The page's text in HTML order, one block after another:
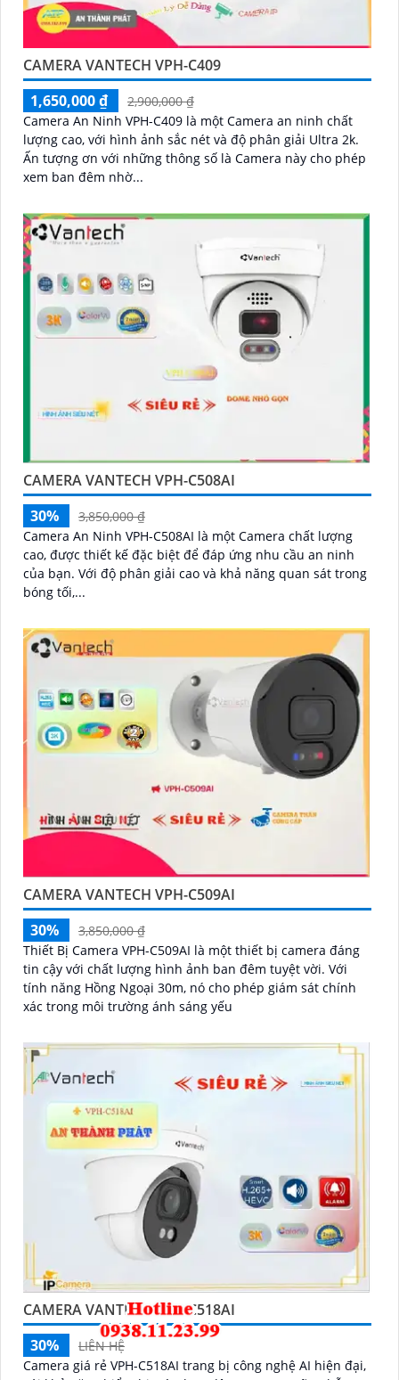
CAMERA VANTECH VPH-C409
1,650,000 ₫
2,900,000 ₫
Camera An Ninh VPH-C409 là một Camera an ninh chất
lượng cao, với hình ảnh sắc nét và độ phân giải Ultra 2k.
Ấn tượng ơn với những thông số là Camera này cho phép
xem ban đêm nhờ...
CAMERA VANTECH VPH-C508AI
30%
3,850,000 ₫
Camera An Ninh VPH-C508AI là một Camera chất lượng
cao, được thiết kế đặc biệt để đáp ứng nhu cầu an ninh
của bạn. Với độ phân giải cao và khả năng quan sát trong
bóng tối,...
CAMERA VANTECH VPH-C509AI
30%
3,850,000 ₫
Thiết Bị Camera VPH-C509AI là một thiết bị camera đáng
tin cậy với chất lượng hình ảnh ban đêm tuyệt vời. Với
tính năng Hồng Ngoại 30m, nó cho phép giám sát chính
xác trong môi trường ánh sáng yếu
CAMERA VANTECH VPH-C518AI
30%
LIÊN HỆ
Camera giá rẻ VPH-C518AI trang bị công nghệ AI hiện đại,